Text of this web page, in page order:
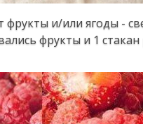
и/или ягоды -
фрукты и 1